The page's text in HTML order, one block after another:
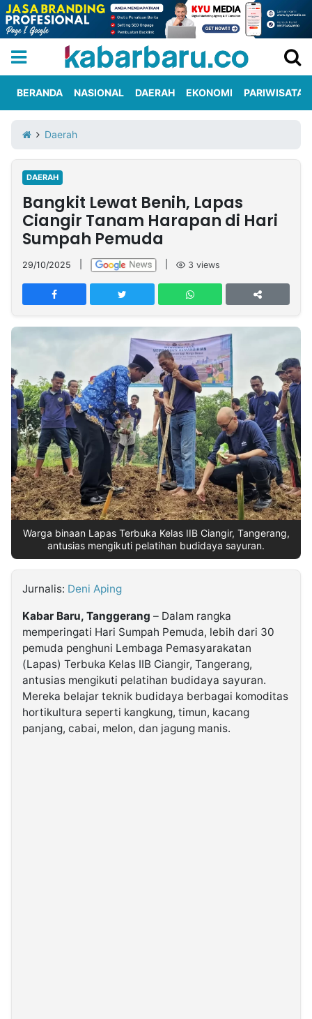
Iklan
Berita
Kami
Nasional
International
Olahraga
Entertainment
Daerah
Pariwisata
Kuliner
Kolom
Network
PT
TREETAN
INDONESIA
Partner
Insight
NTB
Suara
Time
Lens
IDN
Daily
Jogja
Jalan
Rakyat
Idealita
News
Kita
Notice
Dinamikapost.com
Radar
Baru
Seedbacklink
Follow
Kabarbaru
Kabarbaru.co
2026
Kabarbaru
BERANDA NASIONAL DAERAH EKONOMI PARIWISATA
Daerah
DAERAH
Bangkit Lewat Benih, Lapas
Ciangir Tanam Harapan di Hari
Sumpah Pemuda
29/10/2025 3 views
Warga binaan Lapas Terbuka Kelas IIB Ciangir, Tangerang,
antusias mengikuti pelatihan budidaya sayuran.
Jurnalis: Deni Aping
Kabar Baru, Tanggerang – Dalam rangka
memperingati Hari Sumpah Pemuda, lebih dari 30
pemuda penghuni Lembaga Pemasyarakatan
(Lapas) Terbuka Kelas IIB Ciangir, Tangerang,
antusias mengikuti pelatihan budidaya sayuran.
Mereka belajar teknik budidaya berbagai komoditas
hortikultura seperti kangkung, timun, kacang
panjang, cabai, melon, dan jagung manis.